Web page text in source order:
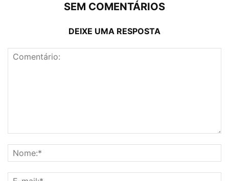
SEM COMENTÁRIOS
DEIXE UMA RESPOSTA